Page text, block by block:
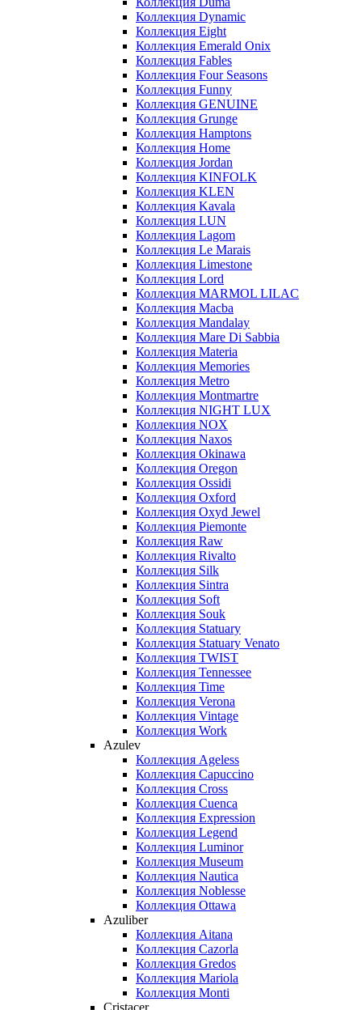
Коллекция Dynamic
Коллекция Eight
Коллекция Emerald Onix
Коллекция Fables
Коллекция Four Seasons
Коллекция Funny
Коллекция GENUINE
Коллекция Grunge
Коллекция Hamptons
Коллекция Home
Коллекция Jordan
Коллекция KINFOLK
Коллекция KLEN
Коллекция Kavala
Коллекция LUN
Коллекция Lagom
Коллекция Le Marais
Коллекция Limestone
Коллекция Lord
Коллекция MARMOL LILAC
Коллекция Macba
Коллекция Mandalay
Коллекция Mare Di Sabbia
Коллекция Materia
Коллекция Memories
Коллекция Metro
Коллекция Montmartre
Коллекция NIGHT LUX
Коллекция NOX
Коллекция Naxos
Коллекция Okinawa
Коллекция Oregon
Коллекция Ossidi
Коллекция Oxford
Коллекция Oxyd Jewel
Коллекция Piemonte
Коллекция Raw
Коллекция Rivalto
Коллекция Silk
Коллекция Sintra
Коллекция Soft
Коллекция Souk
Коллекция Statuary
Коллекция Statuary Venato
Коллекция TWIST
Коллекция Tennessee
Коллекция Time
Коллекция Verona
Коллекция Vintage
Коллекция Work
Azulev
Коллекция Ageless
Коллекция Capuccino
Коллекция Cross
Коллекция Cuenca
Коллекция Expression
Коллекция Legend
Коллекция Luminor
Коллекция Museum
Коллекция Nautica
Коллекция Noblesse
Коллекция Ottawa
Azuliber
Коллекция Aitana
Коллекция Cazorla
Коллекция Gredos
Коллекция Mariola
Коллекция Monti
Cristacer